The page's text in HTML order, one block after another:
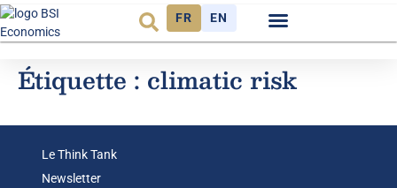
FR EN
Étiquette : climatic risk
Le Think Tank
Newsletter